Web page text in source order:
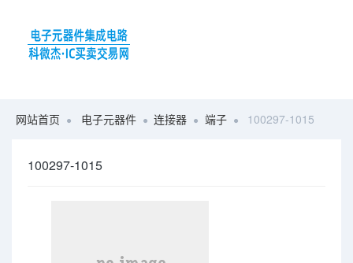
网站首页 电子元器件 连接器 端子 100297-1015
100297-1015